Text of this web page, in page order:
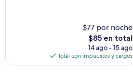
$77 por noche
El
precio
actual
es
$85 en total
14 ago - 15 ago
Total con impuestos y cargos